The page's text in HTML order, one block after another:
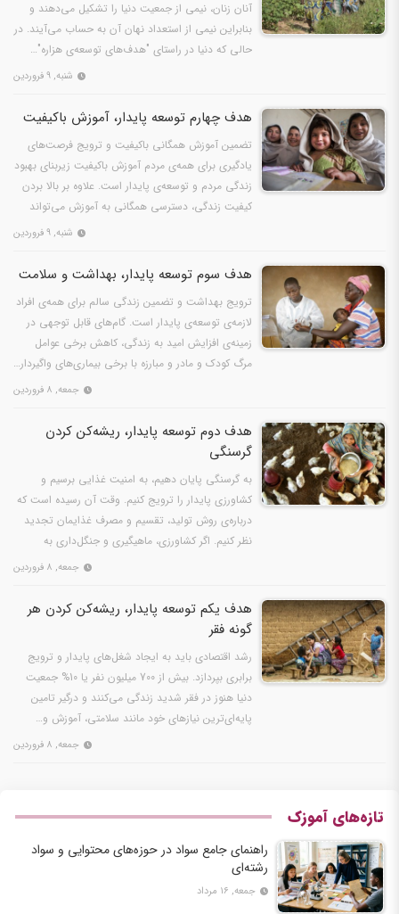
آنان زنان، نیمی از جمعیت دنیا را تشکیل می‌دهند و
بنابراین نیمی از استعداد نهان آن به حساب می‌آیند. در
حالی که دنیا در راستای "هدف‌های توسعه‌ی هزاره"…
شنبه, ۹ فروردین
هدف چهارم توسعه پایدار، آموزش باکیفیت
تضمین آموزش همگانی باکیفیت و ترویج فرصت‌های
یادگیری برای همه‌ی مردم آموزش باکیفیت زیربنای بهبود
زندگی مردم و توسعه‌ی پایدار است. علاوه بر بالا بردن
کیفیت زندگی، دسترسی همگانی به آموزش می‌تواند
شنبه, ۹ فروردین
هدف سوم توسعه پایدار، بهداشت و سلامت
ترویج بهداشت و تضمین زندگی سالم برای همه‌ی افراد
لازمه‌ی توسعه‌ی پایدار است. گام‌های قابل توجهی در
زمینه‌ی افزایش امید به زندگی، کاهش برخی عوامل
مرگ کودک و مادر و مبارزه با برخی بیماری‌های واگیردار…
جمعه, ۸ فروردین
هدف دوم توسعه پایدار، ریشه‌کن کردن
گرسنگی
به گرسنگی پایان دهیم، به امنیت غذایی برسیم و
کشاورزی پایدار را ترویج کنیم. وقت آن رسیده است که
درباره‌ی روش تولید، تقسیم و مصرف غذایمان تجدید
نظر کنیم. اگر کشاورزی، ماهیگیری و جنگل‌داری به
جمعه, ۸ فروردین
هدف یکم توسعه پایدار، ریشه‌کن کردن هر
گونه فقر
رشد اقتصادی باید به ایجاد شغل‌های پایدار و ترویج
برابری بپردازد. بیش از 700 میلیون نفر یا 10% جمعیت
دنیا هنوز در فقر شدید زندگی می‌کنند و درگیر تامین
پایه‌ای‌ترین نیاز‌های خود مانند سلامتی، آموزش و…
جمعه, ۸ فروردین
تازه‌های آموزک
راهنمای جامع سواد در حوزه‌های محتوایی و سواد
رشته‌ای
جمعه, ۱۶ مرداد